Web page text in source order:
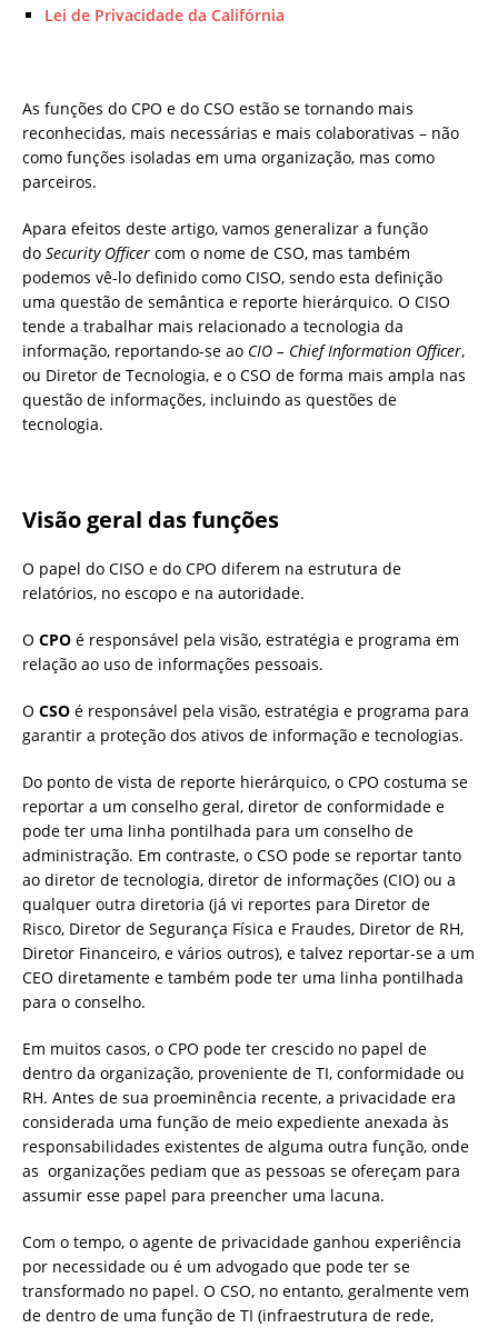
Lei de Privacidade da Califórnia
As funções do CPO e do CSO estão se tornando mais
reconhecidas, mais necessárias e mais colaborativas – não
como funções isoladas em uma organização, mas como
parceiros.
Apara efeitos deste artigo, vamos generalizar a função
do Security Officer com o nome de CSO, mas também
podemos vê-lo definido como CISO, sendo esta definição
uma questão de semântica e reporte hierárquico. O CISO
tende a trabalhar mais relacionado a tecnologia da
informação, reportando-se ao CIO – Chief Information Officer,
ou Diretor de Tecnologia, e o CSO de forma mais ampla nas
questão de informações, incluindo as questões de
tecnologia.
Visão geral das funções
O papel do CISO e do CPO diferem na estrutura de
relatórios, no escopo e na autoridade.
O CPO é responsável pela visão, estratégia e programa em
relação ao uso de informações pessoais.
O CSO é responsável pela visão, estratégia e programa para
garantir a proteção dos ativos de informação e tecnologias.
Do ponto de vista de reporte hierárquico, o CPO costuma se
reportar a um conselho geral, diretor de conformidade e
pode ter uma linha pontilhada para um conselho de
administração. Em contraste, o CSO pode se reportar tanto
ao diretor de tecnologia, diretor de informações (CIO) ou a
qualquer outra diretoria (já vi reportes para Diretor de
Risco, Diretor de Segurança Física e Fraudes, Diretor de RH,
Diretor Financeiro, e vários outros), e talvez reportar-se a um
CEO diretamente e também pode ter uma linha pontilhada
para o conselho.
Em muitos casos, o CPO pode ter crescido no papel de
dentro da organização, proveniente de TI, conformidade ou
RH. Antes de sua proeminência recente, a privacidade era
considerada uma função de meio expediente anexada às
responsabilidades existentes de alguma outra função, onde
as organizações pediam que as pessoas se ofereçam para
assumir esse papel para preencher uma lacuna.
Com o tempo, o agente de privacidade ganhou experiência
por necessidade ou é um advogado que pode ter se
transformado no papel. O CSO, no entanto, geralmente vem
de dentro de uma função de TI (infraestrutura de rede,